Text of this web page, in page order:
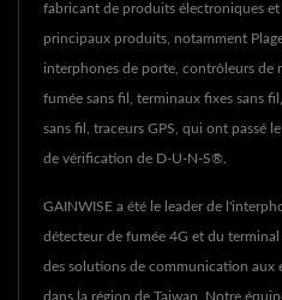
fabricant de produits électroniques
principaux produits, notamment
interphones de porte, contrôleurs de
fumée sans fil, terminaux fixes sans
sans fil, traceurs GPS, qui ont passé
de vérification de D-U-N-S®.
GAINWISE a été le leader de
détecteur de fumée 4G et du
des solutions de communication aux
dans la région de Taiwan. Notre